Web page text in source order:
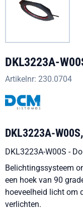
DKL3223A-
Artikelnr: 230.0704
DKL3223A-
DKL3223A-W00S -
Belichtingssysteem
een hoek van 90
hoeveelheid licht om
verlichten.